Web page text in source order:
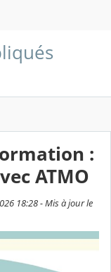
:
ATMO
18:28 - Mis à jour le